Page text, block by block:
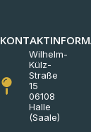
Wilhelm-
Külz-
Straße
15
06108
Halle
(Saale)